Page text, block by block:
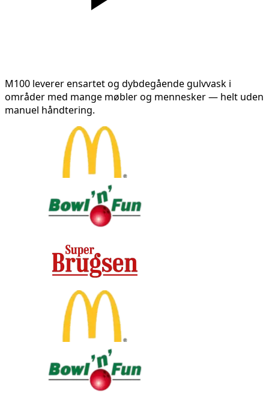
M100 leverer ensartet og dybdegående gulvvask i
områder med mange møbler og mennesker — helt uden
manuel håndtering.